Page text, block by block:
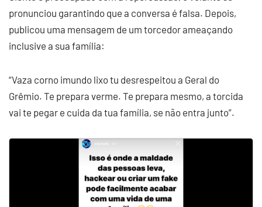
pronunciou garantindo que a conversa é falsa. Depois,
publicou uma mensagem de um torcedor ameaçando
inclusive a sua família:
“Vaza corno imundo lixo tu desrespeitou a Geral do
Grêmio. Te prepara verme. Te prepara mesmo, a torcida
vai te pegar e cuida da tua família, se não entra junto”.